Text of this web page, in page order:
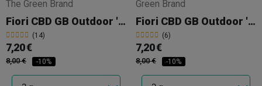
Fiori CBD GB Outdoor 'Critical +'
(14)
7,20 €
8,00 € -10%
Fiori CBD GB Outdoor 'OG Kush'
(6)
7,20 €
8,00 € -10%